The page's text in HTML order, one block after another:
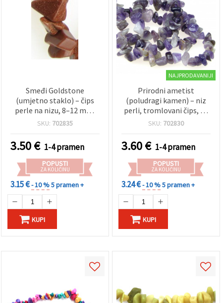
Smeđi Goldstone
(umjetno staklo) – čips
perle na nizu, 8–12 mm,
~90 cm / 36 in – za izradu
kreativne rukotvorine
SKU: 702835
3.50€ 1-4 pramen
POPUSTI
ZA KOLIČINU
3.15 €- 10 %5 pramen +
KUPI
NAJPRODAVANIJI
Prirodni ametist
(poludragi kamen) – niz
perli, tromlovani čips, za
izradu nakita, ljubičasta,
SKU: 702830
3.60€ 1-4 pramen
POPUSTI
ZA KOLIČINU
3.24 €- 10 %5 pramen +
KUPI